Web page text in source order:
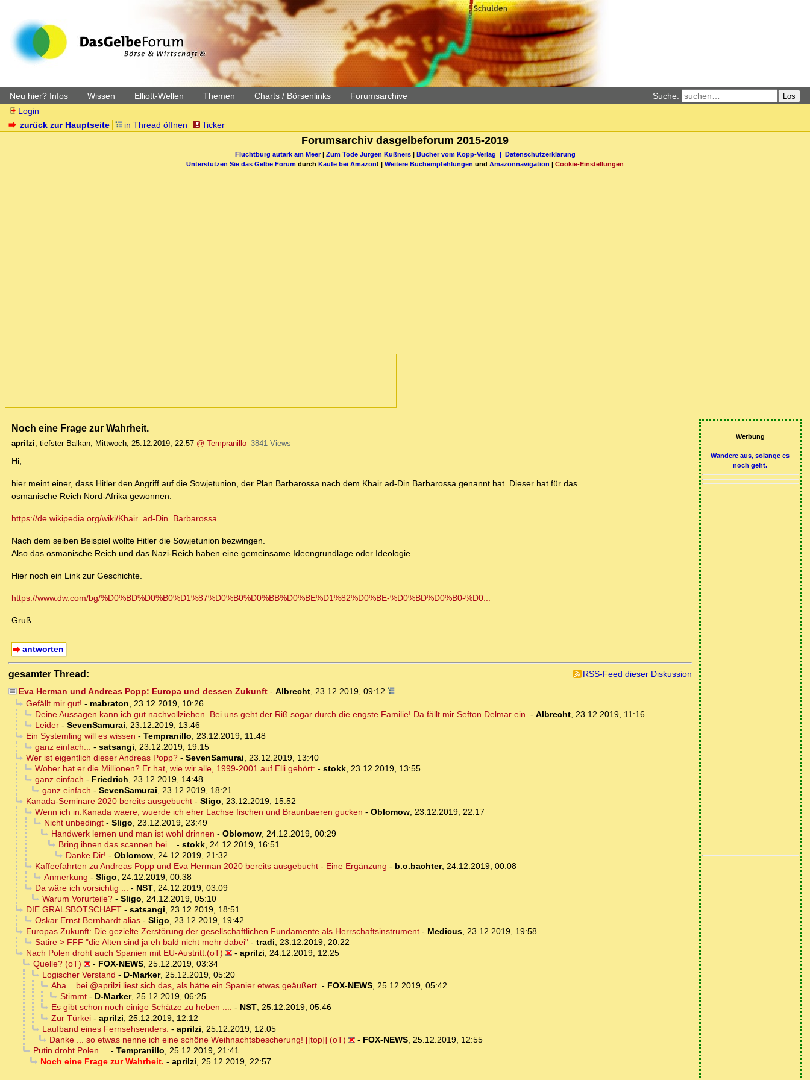
Neu hier? Infos Wissen Elliott-Wellen Themen Charts / Börsenlinks Forumsarchive Suche: Los
Login
zurück zur Hauptseite
in Thread öffnen Ticker
Forumsarchiv dasgelbeforum 2015-2019
Fluchtburg autark am Meer| Zum Tode Jürgen Küßners| Bücher vom Kopp-Verlag |
Datenschutzerklärung
Unterstützen Sie das Gelbe Forum durch Käufe bei Amazon! | Weitere Buchempfehlungen und Amazonnavigation Cookie-Einstellungen
Noch eine Frage zur Wahrheit.
aprilzi, tiefster Balkan, Mittwoch, 25.12.2019, 22:57 @ Tempranillo 3841 Views
Hi,
hier meint einer, dass Hitler den Angriff auf die Sowjetunion, der Plan Barbarossa nach dem Khair ad-Din Barbarossa genannt hat. Dieser hat für das
osmanische Reich Nord-Afrika gewonnen.
https://de.wikipedia.org/wiki/Khair_ad-Din_Barbarossa
Nach dem selben Beispiel wollte Hitler die Sowjetunion bezwingen.
Also das osmanische Reich und das Nazi-Reich haben eine gemeinsame Ideengrundlage oder Ideologie.
Hier noch ein Link zur Geschichte.
https://www.dw.com/bg/%D0%BD%D0%B0%D1%87%D0%B0%D0%BB%D0%BE%D1%82%D0%BE-%D0%BD%D0%B0-%D0...
Gruß
antworten
gesamter Thread:
RSS-Feed dieser Diskussion
Eva Herman und Andreas Popp: Europa und dessen Zukunft- Albrecht, 23.12.2019, 09:12
Gefällt mir gut! - mabraton
23.12.2019, 10:26
Deine Aussagen kann ich gut nachvollziehen. Bei uns geht der Riß sogar durch die engste Familie! Da fällt mir Sefton Delmar ein. - Albrecht, 23.12.2019, 11:16
Leider- SevenSamurai
23.12.2019, 13:46
Ein Systemling will es wissen - Tempranillo
23.12.2019, 11:48
ganz einfach...
- satsangi
23.12.2019, 19:15
Wer ist eigentlich dieser Andreas Popp?- SevenSamurai
23.12.2019, 13:40
Woher hat er die Millionen? Er hat, wie wir alle, 1999-2001 auf Elli gehört: - stokk, 23.12.2019, 13:55
ganz einfach - Friedrich
23.12.2019, 14:48
ganz einfach - SevenSamurai
23.12.2019, 18:21
Kanada-Seminare 2020 bereits ausgebucht- Sligo
23.12.2019, 15:52
Wenn ich in.Kanada waere, wuerde ich eher Lachse fischen und Braunbaeren gucken - Oblomow, 23.12.2019, 22:17
Nicht unbedingt- Sligo
23.12.2019, 23:49
Handwerk lernen und man ist wohl drinnen - Oblomow, 24.12.2019, 00:29
Bring ihnen das scannen bei...
- stokk, 24.12.2019, 16:51
Danke Dir! - Oblomow, 24.12.2019, 21:32
Kaffeefahrten zu Andreas Popp und Eva Herman 2020 bereits ausgebucht - Eine Ergänzung - b.o.bachter, 24.12.2019, 00:08
Anmerkung - Sligo
24.12.2019, 00:38
Da wäre ich vorsichtig ...
- NST, 24.12.2019, 03:09
Warum Vorurteile?- Sligo
24.12.2019, 05:10
DIE GRALSBOTSCHAFT- satsangi
23.12.2019, 18:51
Oskar Ernst Bernhardt alias- Sligo
23.12.2019, 19:42
Europas Zukunft: Die gezielte Zerstörung der gesellschaftlichen Fundamente als Herrschaftsinstrument- Medicus, 23.12.2019, 19:58
Satire > FFF "die Alten sind ja eh bald nicht mehr dabei"- tradi
23.12.2019, 20:22
Nach Polen droht auch Spanien mit EU-Austritt.(oT)
- aprilzi
24.12.2019, 12:25
Quelle? (oT)
- FOX-NEWS, 25.12.2019, 03:34
Logischer Verstand - D-Marker, 25.12.2019, 05:20
Aha .. bei @aprilzi liest sich das, als hätte ein Spanier etwas geäußert. - FOX-NEWS, 25.12.2019, 05:42
Stimmt- D-Marker, 25.12.2019, 06:25
Es gibt schon noch einige Schätze zu heben ....
- NST, 25.12.2019, 05:46
Zur Türkei- aprilzi
25.12.2019, 12:12
Laufband eines Fernsehsenders. - aprilzi
25.12.2019, 12:05
Danke ... so etwas nenne ich eine schöne Weihnachtsbescherung! [[top]] (oT)
- FOX-NEWS, 25.12.2019, 12:55
Putin droht Polen ...
- Tempranillo
25.12.2019, 21:41
Noch eine Frage zur Wahrheit. - aprilzi 25.12.2019, 22:57
Werbung
Wandere aus, solange es
noch geht.